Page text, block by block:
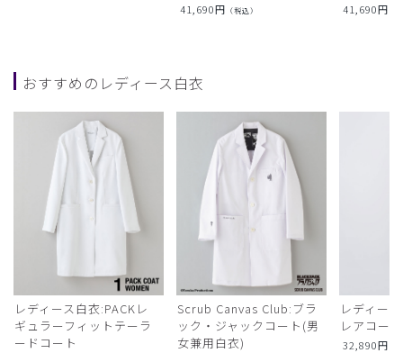
41,690円 （税込） 41,690円
おすすめのレディース白衣
レディース白衣:PACKレ
ギュラーフィットテーラ
ードコート
Scrub Canvas Club:ブラ
ック・ジャックコート(男
女兼用白衣)
レディー
レアコート
32,890円